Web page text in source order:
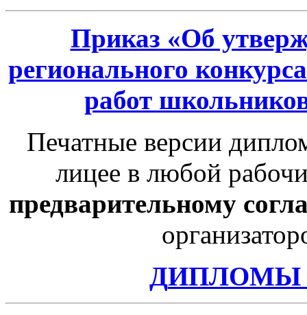
Приказ «Об
регионального
работ
Печатные версии
лицее в любой
предварительному
ДИПЛОМЫ